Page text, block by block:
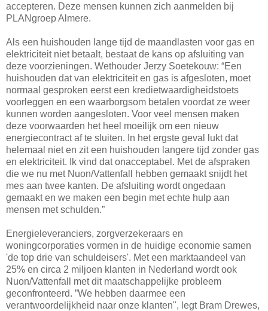
accepteren. Deze mensen kunnen zich aanmelden bij
PLANgroep Almere.
Als een huishouden lange tijd de maandlasten voor gas en
elektriciteit niet betaalt, bestaat de kans op afsluiting van
deze voorzieningen. Wethouder Jerzy Soetekouw: “Een
huishouden dat van elektriciteit en gas is afgesloten, moet
normaal gesproken eerst een kredietwaardigheidstoets
voorleggen en een waarborgsom betalen voordat ze weer
kunnen worden aangesloten. Voor veel mensen maken
deze voorwaarden het heel moeilijk om een nieuw
energiecontract af te sluiten. In het ergste geval lukt dat
helemaal niet en zit een huishouden langere tijd zonder gas
en elektriciteit. Ik vind dat onacceptabel. Met de afspraken
die we nu met Nuon/Vattenfall hebben gemaakt snijdt het
mes aan twee kanten. De afsluiting wordt ongedaan
gemaakt en we maken een begin met echte hulp aan
mensen met schulden.”
Energieleveranciers, zorgverzekeraars en
woningcorporaties vormen in de huidige economie samen
'de top drie van schuldeisers'. Met een marktaandeel van
25% en circa 2 miljoen klanten in Nederland wordt ook
Nuon/Vattenfall met dit maatschappelijke probleem
geconfronteerd. ”We hebben daarmee een
verantwoordelijkheid naar onze klanten", legt Bram Drewes,